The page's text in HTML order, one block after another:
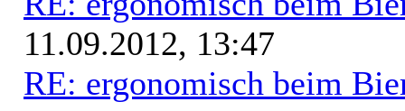
11.09.2012, 13:47
RE: ergonomisch beim